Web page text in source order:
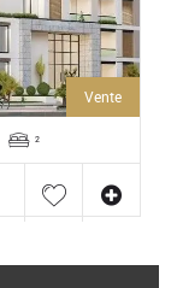
Vente
2